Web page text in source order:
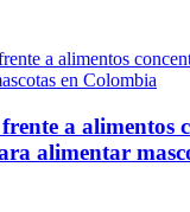
a alimentos
alimentar